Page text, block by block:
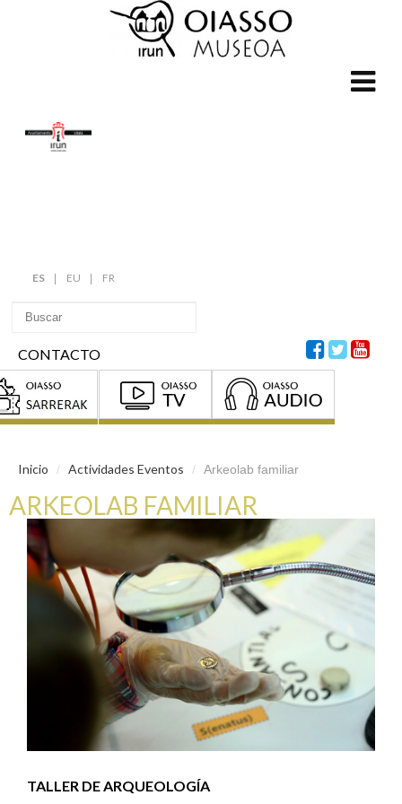
ES EU FR
CONTACTO
Inicio / Actividades Eventos / Arkeolab familiar
ARKEOLAB FAMILIAR
TALLER DE ARQUEOLOGÍA